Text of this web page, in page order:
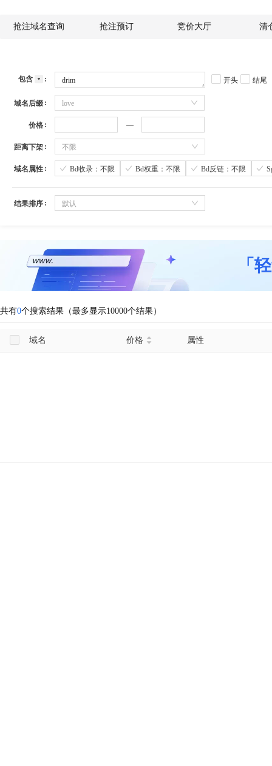
抢注域名查询 抢注预订 竞价大厅 清
包含 开头 结尾
域名后缀 love
价格
距离下架 不限
域名属性 Bd收录：不限 Bd权重：不限 Bd反链：不限
结果排序 默认
「
共有0个搜索结果（最多显示10000个结果）
域名 价格 属性